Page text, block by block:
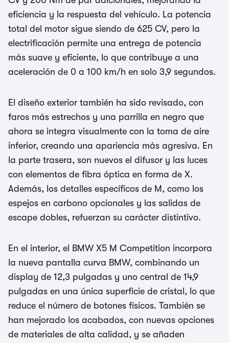
eficiencia y la respuesta del vehículo. La potencia
total del motor sigue siendo de 625 CV, pero la
electrificación permite una entrega de potencia
más suave y eficiente, lo que contribuye a una
aceleración de 0 a 100 km/h en solo 3,9 segundos.
El diseño exterior también ha sido revisado, con
faros más estrechos y una parrilla en negro que
ahora se integra visualmente con la toma de aire
inferior, creando una apariencia más agresiva. En
la parte trasera, son nuevos el difusor y las luces
con elementos de fibra óptica en forma de X.
Además, los detalles específicos de M, como los
espejos en carbono opcionales y las salidas de
escape dobles, refuerzan su carácter distintivo.
En el interior, el BMW X5 M Competition incorpora
la nueva pantalla curva BMW, combinando un
display de 12,3 pulgadas y uno central de 14,9
pulgadas en una única superficie de cristal, lo que
reduce el número de botones físicos. También se
han mejorado los acabados, con nuevas opciones
de materiales de alta calidad, y se añaden